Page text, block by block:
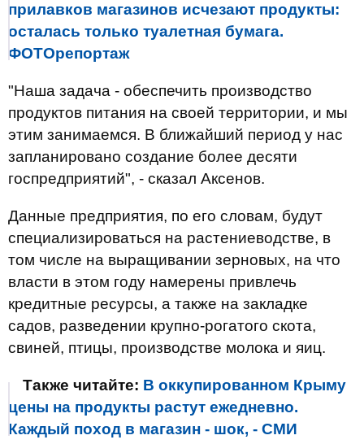
прилавков магазинов исчезают продукты:
осталась только туалетная бумага.
ФОТОрепортаж
"Наша задача - обеспечить производство
продуктов питания на своей территории, и мы
этим занимаемся. В ближайший период у нас
запланировано создание более десяти
госпредприятий", - сказал Аксенов.
Данные предприятия, по его словам, будут
специализироваться на растениеводстве, в
том числе на выращивании зерновых, на что
власти в этом году намерены привлечь
кредитные ресурсы, а также на закладке
садов, разведении крупно-рогатого скота,
свиней, птицы, производстве молока и яиц.
Также читайте: В оккупированном Крыму
цены на продукты растут ежедневно.
Каждый поход в магазин - шок, - СМИ